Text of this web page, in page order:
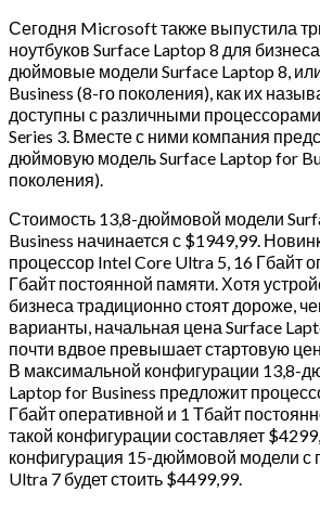
Сегодня Microsoft также выпустила
ноутбуков Surface Laptop 8 для
дюймовые модели Surface Laptop 8,
Business (8-го поколения), как их
доступны с различными
Series 3. Вместе с ними компания
дюймовую модель Surface Laptop for
поколения).
Стоимость 13,8-дюймовой модели
Business начинается с $1949,99.
процессор Intel Core Ultra 5, 16 Гбайт
Гбайт постоянной памяти. Хотя
бизнеса традиционно стоят дороже,
варианты, начальная цена Surface
почти вдвое превышает стартовую
В максимальной конфигурации 13,8-
Laptop for Business предложит
Гбайт оперативной и 1 Тбайт
такой конфигурации составляет
конфигурация 15-дюймовой модели с
Ultra 7 будет стоить $4499,99.